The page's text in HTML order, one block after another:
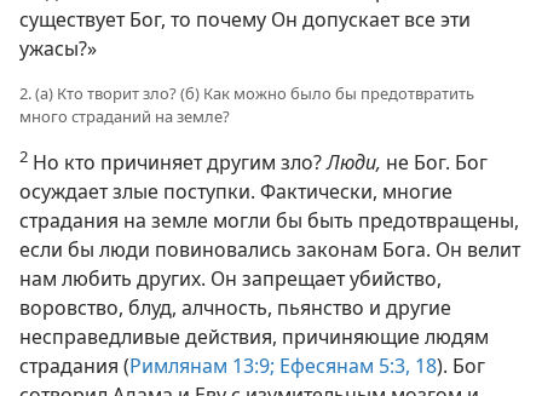
существует Бог, то почему Он допускает все эти
ужасы?»
2. (а) Кто творит зло? (б) Как можно было бы предотвратить
много страданий на земле?
2 Но кто причиняет другим зло?Люди, не Бог. Бог
осуждает злые поступки. Фактически, многие
страдания на земле могли бы быть предотвращены,
если бы люди повиновались законам Бога. Он велит
нам любить других. Он запрещает убийство,
воровство, блуд, алчность, пьянство и другие
несправедливые действия, причиняющие людям
страдания (Римлянам 13:9; Ефесянам 5:3, 18). Бог